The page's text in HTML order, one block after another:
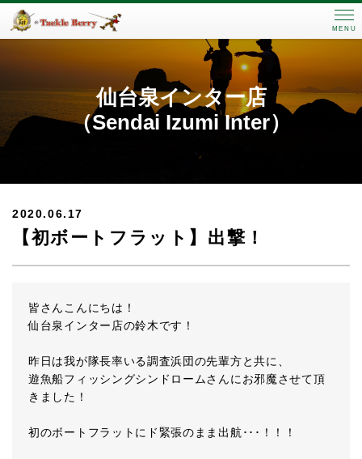
MENU
仙台泉インター店
（Sendai Izumi Inter）
2020.06.17
【初ボートフラット】出撃！
皆さんこんにちは！
仙台泉インター店の鈴木です！
昨日は我が隊長率いる調査浜団の先輩方と共に、
遊魚船フィッシングシンドロームさんにお邪魔させて頂
きました！
初のボートフラットにド緊張のまま出航･･･！！！